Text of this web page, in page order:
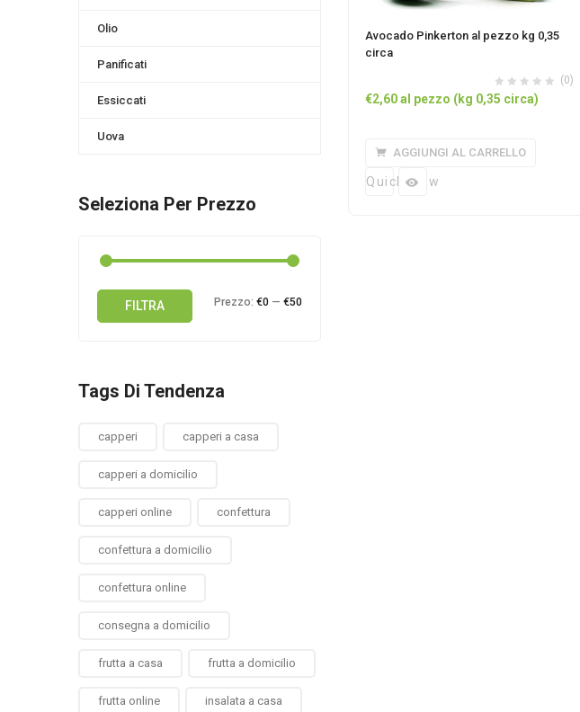
Avocado Pinkerton al pezzo kg 0,35
circa
(0)
€2,60al pezzo (kg 0,35 circa)
AGGIUNGI AL CARRELLO
Quick view
Olio
Panificati
Essiccati
Uova
Seleziona Per Prezzo
Prezzo
Prezzo
FILTRA Prezzo: €0 — €50
Tags Di Tendenza
capperi capperi a casa
capperi a domicilio
capperi online confettura
confettura a domicilio
confettura online
consegna a domicilio
frutta a casa frutta a domicilio
frutta online insalata a casa